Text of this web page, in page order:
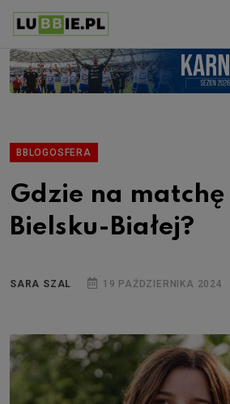
BBLOGOSFERA
Gdzie na
Bielsku-Białej?
SARA SZAL 19 PAŹDZIERNIKA 2024